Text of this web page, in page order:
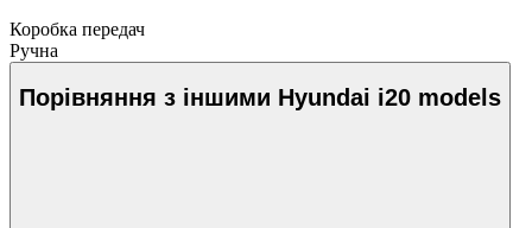
Коробка передач
Ручна
Порівняння з іншими Hyundai i20 models